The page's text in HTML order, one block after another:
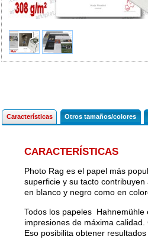
Características Otros tamaños/colores
CARACTERÍSTICAS
Photo Rag es el papel más
superficie y su tacto
en blanco y negro como en
Todos los papeles
impresiones de máxima
Eso posibilita obtener